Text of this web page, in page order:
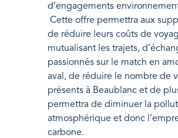
d’engagements
Cette offre permettra aux
de réduire leurs coûts de
mutualisant les trajets,
passionnés sur le match en
aval, de réduire le nombre de
présents à Beaublanc et de
permettra de diminuer la
atmosphérique et donc
carbone.